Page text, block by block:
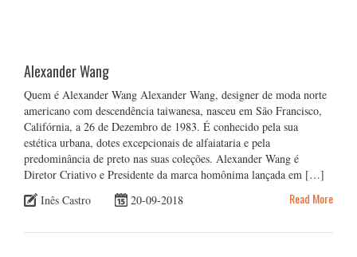
Alexander Wang
Quem é Alexander Wang Alexander Wang, designer de moda norte
americano com descendência taiwanesa, nasceu em São Francisco,
Califórnia, a 26 de Dezembro de 1983. É conhecido pela sua
estética urbana, dotes excepcionais de alfaiataria e pela
predominância de preto nas suas coleções. Alexander Wang é
Diretor Criativo e Presidente da marca homônima lançada em […]
Inês Castro
20-09-2018 Read More